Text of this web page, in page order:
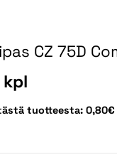
CZ 75D
tuotteesta: 0,80€